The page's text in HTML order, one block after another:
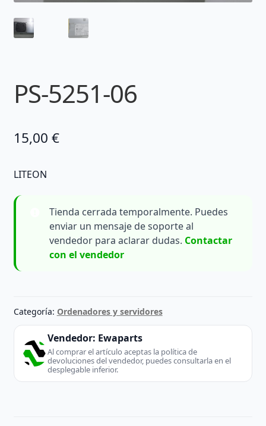
PS-5251-06
15,00 €
LITEON
Tienda cerrada temporalmente. Puedes
enviar un mensaje de soporte al
vendedor para aclarar dudas. Contactar
con el vendedor
Categoría: Ordenadores y servidores
Vendedor: Ewaparts
Al comprar el artículo aceptas la política de
devoluciones del vendedor, puedes consultarla en el
desplegable inferior.